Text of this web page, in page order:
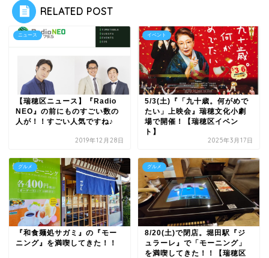
RELATED POST
ニュース
【瑞穂区ニュース】『Radio
NEO』の前にものすごい数の
人が！！すごい人気ですね♪
2019年12月28日
イベント
5/3(土)『「九十歳。何がめで
たい」上映会』瑞穂文化小劇
場で開催！【瑞穂区イベン
ト】
2025年3月17日
グルメ
『和食麺処サガミ』の『モー
ニング』を満喫してきた！！
グルメ
8/20(土)で閉店。堀田駅『ジ
ュラーレ』で「モーニング」
を満喫してきた！！【瑞穂区